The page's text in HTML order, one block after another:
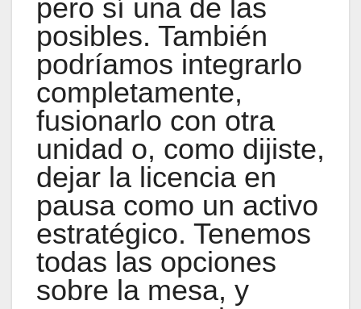
pero sí una de las
posibles. También
podríamos integrarlo
completamente,
fusionarlo con otra
unidad o, como dijiste,
dejar la licencia en
pausa como un activo
estratégico. Tenemos
todas las opciones
sobre la mesa, y